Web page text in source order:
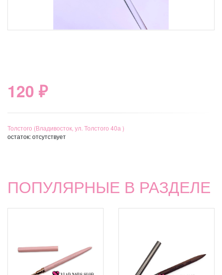
120 ₽
Толстого (Владивосток, ул. Толстого 40а )
остаток:отсутствует
ПОПУЛЯРНЫЕ В РАЗДЕЛЕ